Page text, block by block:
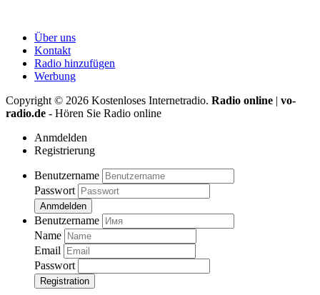
Über uns
Kontakt
Radio hinzufügen
Werbung
Copyright © 2026 Kostenloses Internetradio. Radio online | vo-
radio.de - Hören Sie Radio online
Anmdelden
Registrierung
Benutzername
Passwort
Anmdelden
Benutzername
Name
Email
Passwort
Registration